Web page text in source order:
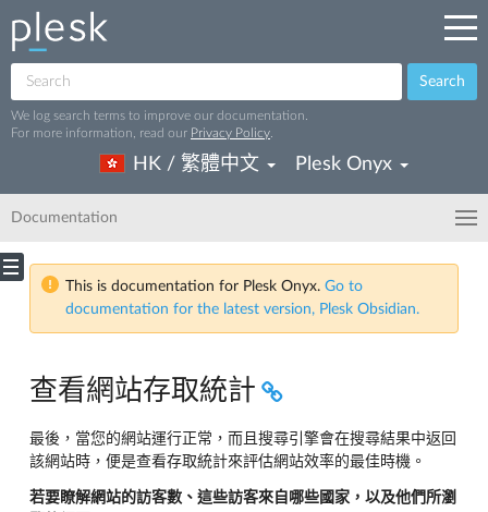
Search
We log search terms to improve our documentation.
For more information, read our Privacy Policy
HK / 繁體中文 Plesk Onyx
Documentation
This is documentation for Plesk Onyx. Go to
documentation for the latest version, Plesk Obsidian.
查看網站存取統計
最後，當您的網站運行正常，而且搜尋引擎會在搜尋結果中返回
該網站時，便是查看存取統計來評估網站效率的最佳時機。
若要瞭解網站的訪客數、這些訪客來自哪些國家，以及他們所瀏